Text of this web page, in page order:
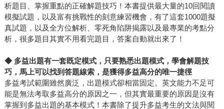
析題目、掌握重點的正確解題技巧！本書提供最大量的10回閱讀
模擬試題，以及富有挑戰性的刻意練習機會，有了這套1000題擬
真試題，以及全方位解析、零死角陷阱揭露以及最專業的考點分
析，很多題目其實不用看完題目，答案自動就出來了！
◆ 多益出題有一套既定模式，只要熟悉出題模式，學會解題技
巧，馬上可以找到答題線索，是獲得多益高分的唯一捷徑
多益考試範圍雖然廣泛，出題模式卻相當固定。英文能力不足可
能是無法考取多益高分的原因之一，但其實最重要的原因是沒有
掌握到多益出題的基本模式！本書除了提升多益考生的文法與閱